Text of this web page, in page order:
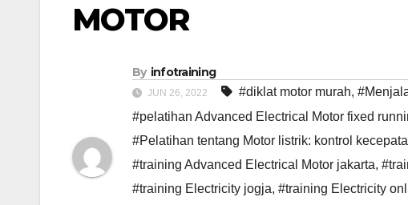
MOTOR
By infotraining
JUN 26, 2022 #diklat motor murah,
#pelatihan Advanced Electrical Motor fixed
#Pelatihan tentang Motor listrik: kontrol
#training Advanced Electrical Motor jakarta,
#training Electricity jogja, #training Electricity